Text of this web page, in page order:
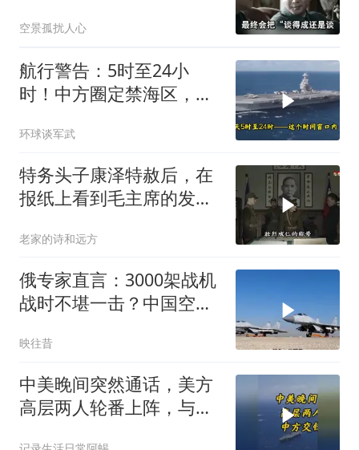
空景孤扰人心
航行警告：5时至24小
时！中方圈定禁海区，美
权已定
环球谈军武
特务头子康泽特赦后，在
报纸上看到毛主席的发
老家的诗和远方
俄专家直言：3000架战机
战时不堪一击？中国空军
映往昔
中美晚间突然通话，美方
高层两人轮番上阵，与中